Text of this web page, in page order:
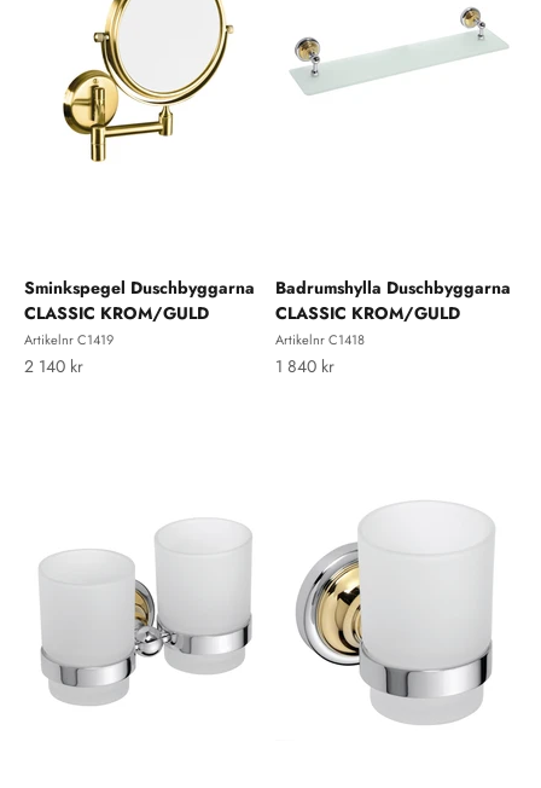
Sminkspegel Duschbyggarna
CLASSIC KROM/GULD
Artikelnr C1419
REA-pris
2 140 kr
Badrumshylla Duschbyggarna
CLASSIC KROM/GULD
Artikelnr C1418
REA-pris
1 840 kr